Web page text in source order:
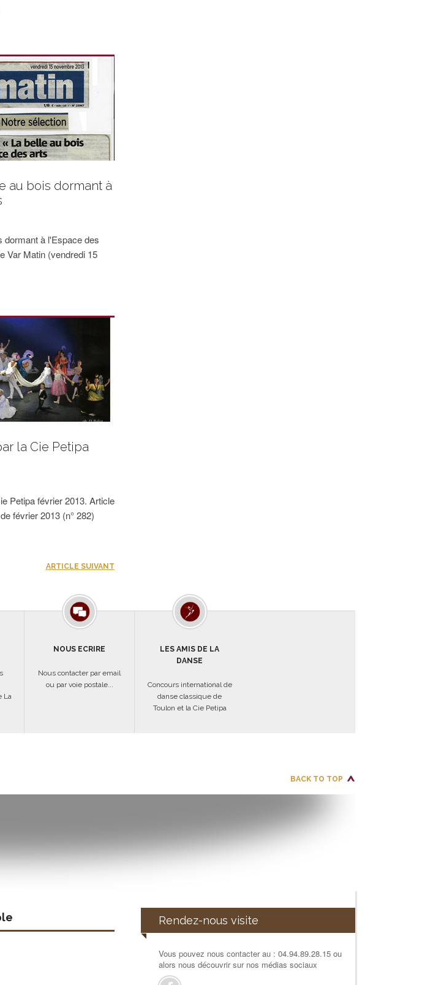
au bois dormant à
dormant à l'Espace des
Var Matin (vendredi 15
la Cie Petipa
Petipa février 2013. Article
février 2013 (n° 282)
ARTICLE SUIVANT
La
NOUS ECRIRE
Nous contacter par email
ou par voie postale...
LES AMIS DE LA
DANSE
Concours international de
danse classique de
Toulon et la Cie Petipa
BACK TO TOP
Rendez-nous visite
Vous pouvez nous contacter au : 04.94.89.28.15 ou
alors nous découvrir sur nos médias sociaux